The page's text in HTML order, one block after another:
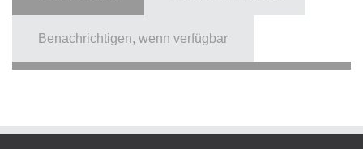
Benachrichtigen, wenn verfügbar